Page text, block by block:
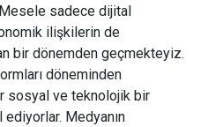
sadece dijital
ilişkilerin de
bir dönemden geçmekteyiz.
döneminden
sosyal ve teknolojik bir
Medyanın